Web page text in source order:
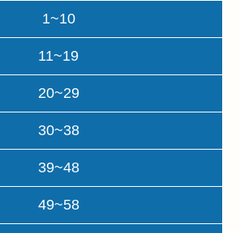
1~10
11~19
20~29
30~38
39~48
49~58